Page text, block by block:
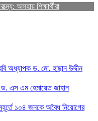
অসহায় শিক্ষার্থীরা
অধ্যাপক ড. মো. হাছান উদ্দীন
ড. এস এম হেমায়েত জাহান
মুহূর্তে ১০৪ জনকে অবৈধ নিয়োগের